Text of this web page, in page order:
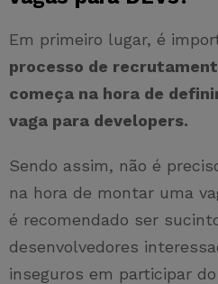
Em primeiro lugar, é
processo de
começa na hora de
vaga para developers.
Sendo assim, não é
na hora de montar uma
é recomendado ser
desenvolvedores
inseguros em participar